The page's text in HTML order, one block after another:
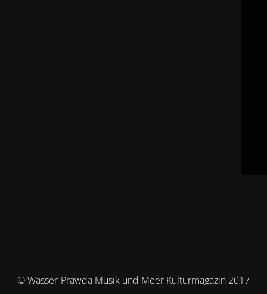
© Wasser-Prawda Musik und Meer Kulturmagazin 2017